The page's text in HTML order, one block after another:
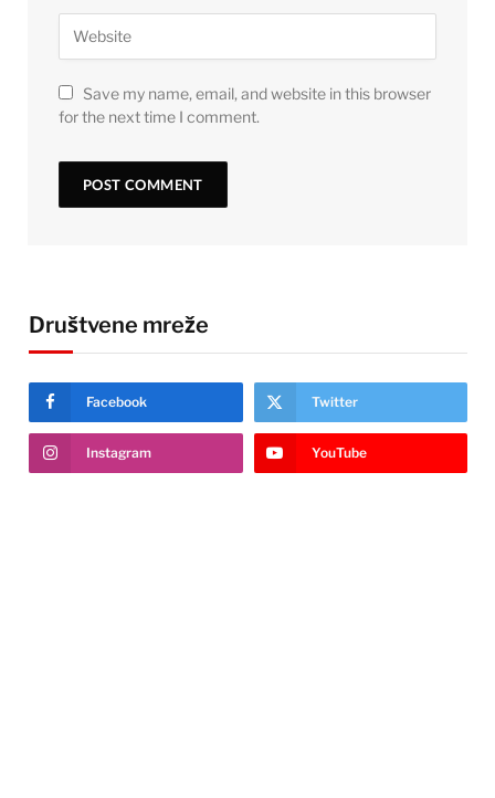
Save my name, email, and website in this browser
for the next time I comment.
Društvene mreže
Facebook Twitter
Instagram YouTube